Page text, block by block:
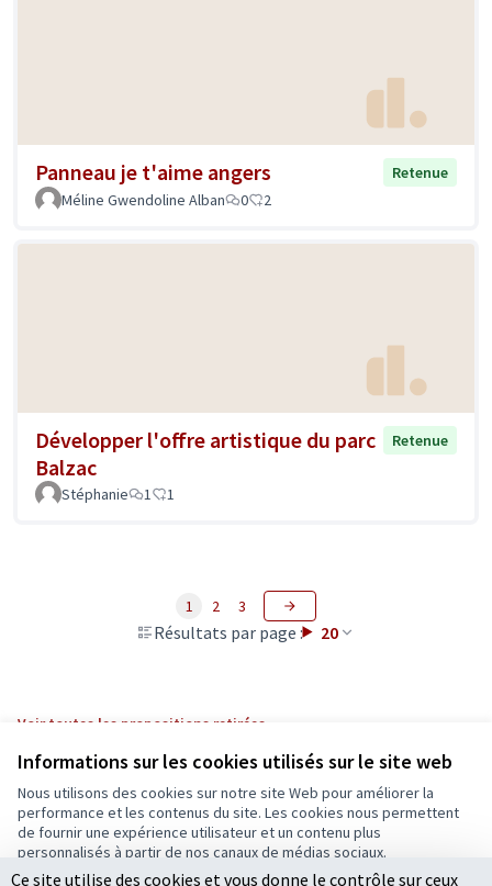
Informations sur les cookies utilisés sur le site web
Nous utilisons des cookies sur notre site Web pour améliorer la
performance et les contenus du site. Les cookies nous permettent
de fournir une expérience utilisateur et un contenu plus
personnalisés à partir de nos canaux de médias sociaux.
Tout accepter
Panneau je t'aime angers
Retenue
Méline Gwendoline Alban
0 2
Développer l'offre artistique du parc
Balzac
Retenue
Stéphanie 1 1
Résultats par page : 20
1 2 3
Voir toutes les propositions retirées
Conditions d'utilisation
Paramètres des cookies
Ecrivons Angers sur X
(Lien externe)
Ecrivons Angers sur Facebook
(Lien externe)
Ce site utilise des cookies et vous donne le contrôle sur ceux